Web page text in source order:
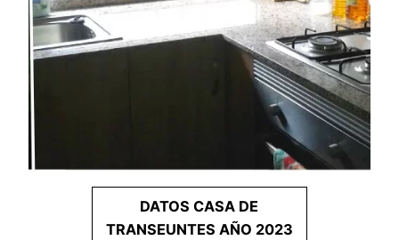
DATOS CASA DE
TRANSEUNTES AÑO 2023